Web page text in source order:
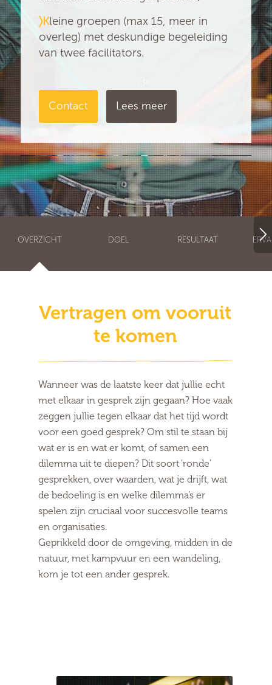
〉Kleine groepen (max 15, meer in
overleg) met deskundige begeleiding
van twee facilitators.
Contact Lees meer
OVERZICHT DOEL RESULTAAT
Vertragen om vooruit
te komen
Wanneer was de laatste keer dat jullie echt
met elkaar in gesprek zijn gegaan? Hoe vaak
zeggen jullie tegen elkaar dat het tijd wordt
voor een goed gesprek? Om stil te staan bij
wat er is en wat er komt, of samen een
dilemma uit te diepen? Dit soort ‘ronde’
gesprekken, over waarden, wat je drijft, wat
de bedoeling is en welke dilemma’s er
spelen zijn cruciaal voor succesvolle teams
en organisaties.
Geprikkeld door de omgeving, midden in de
natuur, met kampvuur en een wandeling,
kom je tot een ander gesprek.